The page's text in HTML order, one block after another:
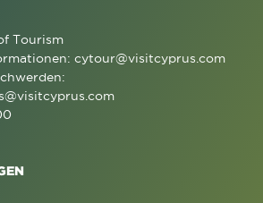
Tourism
cytour@visitcyprus.com